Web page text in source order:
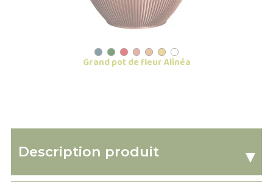
Grand pot de fleur Alinéa
Description produit ▾